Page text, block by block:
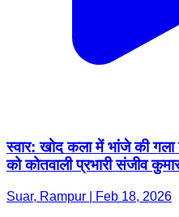
स्वार: खोद कला में भांजे की गला
को कोतवाली प्रभारी संजीव
Suar, Rampur | Feb 18, 2026